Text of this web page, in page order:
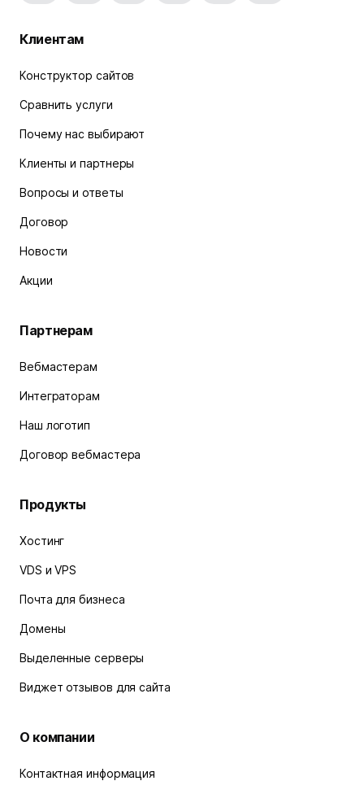
Клиентам
Конструктор сайтов
Сравнить услуги
Почему нас выбирают
Клиенты и партнеры
Вопросы и ответы
Договор
Новости
Акции
Партнерам
Вебмастерам
Интеграторам
Наш логотип
Договор вебмастера
Продукты
Хостинг
VDS и VPS
Почта для бизнеса
Домены
Выделенные серверы
Виджет отзывов для сайта
О компании
Контактная информация